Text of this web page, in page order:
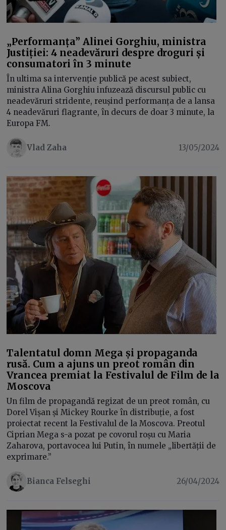
„Performanța” Alinei Gorghiu, ministra
Justiției: 4 neadevăruri despre droguri și
consumatori în 3 minute
În ultima sa intervenție publică pe acest subiect,
ministra Alina Gorghiu infuzează discursul public cu
neadevăruri stridente, reușind performanța de a lansa
4 neadevăruri flagrante, în decurs de doar 3 minute, la
Europa FM.
Vlad Zaha 13/05/2024
Talentatul domn Mega și propaganda
rusă. Cum a ajuns un preot român din
Vrancea premiat la Festivalul de Film de la
Moscova
Un film de propagandă regizat de un preot român, cu
Dorel Vișan și Mickey Rourke în distribuție, a fost
proiectat recent la Festivalul de la Moscova. Preotul
Ciprian Mega s-a pozat pe covorul roșu cu Maria
Zaharova, portavocea lui Putin, în numele „libertății de
exprimare.”
Bianca Felseghi 26/04/2024